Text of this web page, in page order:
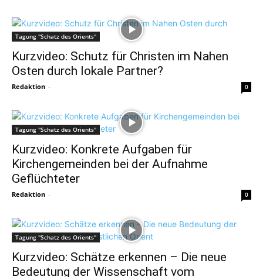
Tagung "Schatz des Orients"
Kurzvideo: Schutz für Christen im Nahen
Osten durch lokale Partner?
Redaktion - 0
Tagung "Schatz des Orients"
Kurzvideo: Konkrete Aufgaben für
Kirchengemeinden bei der Aufnahme
Geflüchteter
Redaktion - 0
Tagung "Schatz des Orients"
Kurzvideo: Schätze erkennen – Die neue
Bedeutung der Wissenschaft vom